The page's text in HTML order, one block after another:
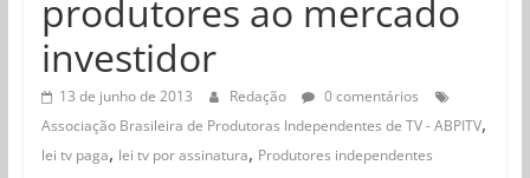
produtores ao mercado
investidor
13 de junho de 2013 Redação
0 comentários
Associação Brasileira de Produtoras Independentes de TV - ABPITV,
lei tv paga, lei tv por assinatura, Produtores independentes